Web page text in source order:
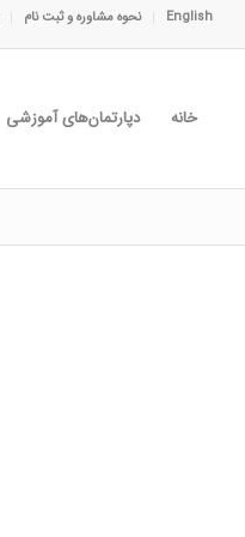
English نحوه مشاوره و ثبت نام
خانه دپارتمان‌های آموزشی